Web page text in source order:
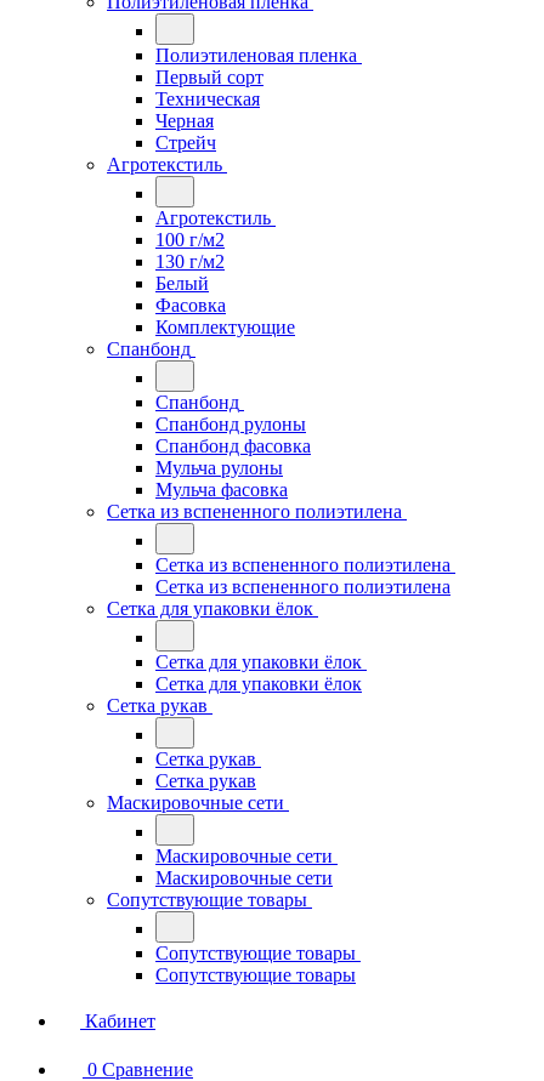
Полиэтиленовая пленка
Первый сорт
Техническая
Черная
Стрейч
Агротекстиль
Агротекстиль
100 г/м2
130 г/м2
Белый
Фасовка
Комплектующие
Спанбонд
Спанбонд
Спанбонд рулоны
Спанбонд фасовка
Мульча рулоны
Мульча фасовка
Сетка из вспененного полиэтилена
Сетка из вспененного полиэтилена
Сетка из вспененного полиэтилена
Сетка для упаковки ёлок
Сетка для упаковки ёлок
Сетка для упаковки ёлок
Сетка рукав
Сетка рукав
Сетка рукав
Маскировочные сети
Маскировочные сети
Маскировочные сети
Сопутствующие товары
Сопутствующие товары
Сопутствующие товары
Кабинет
0 Сравнение